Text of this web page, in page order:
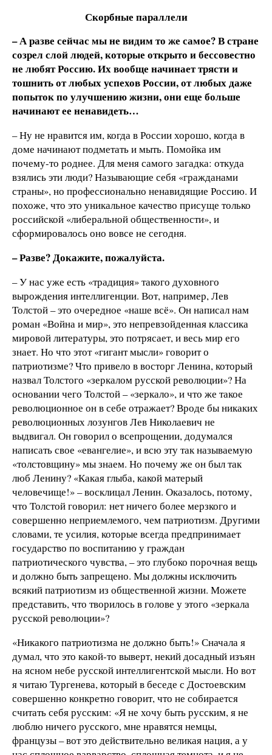
Скорбные параллели
– А разве сейчас мы не видим то же самое? В стране
созрел слой людей, которые открыто и бессовестно
не любят Россию. Их вообще начинает трясти и
тошнить от любых успехов России, от любых даже
попыток по улучшению жизни, они еще больше
начинают ее ненавидеть…
– Ну не нравится им, когда в России хорошо, когда в
доме начинают подметать и мыть. Помойка им
почему-то роднее. Для меня самого загадка: откуда
взялись эти люди? Называющие себя «гражданами
страны», но профессионально ненавидящие Россию. И
похоже, что это уникальное качество присуще только
российской «либеральной общественности», и
сформировалось оно вовсе не сегодня.
– Разве? Докажите, пожалуйста.
– У нас уже есть «традиция» такого духовного
вырождения интеллигенции. Вот, например, Лев
Толстой – это очередное «наше всё». Он написал нам
роман «Война и мир», это непревзойденная классика
мировой литературы, это потрясает, и весь мир его
знает. Но что этот «гигант мысли» говорит о
патриотизме? Что привело в восторг Ленина, который
назвал Толстого «зеркалом русской революции»? На
основании чего Толстой – «зеркало», и что же такое
революционное он в себе отражает? Вроде бы никаких
революционных лозунгов Лев Николаевич не
выдвигал. Он говорил о всепрощении, додумался
написать свое «евангелие», и всю эту так называемую
«толстовщину» мы знаем. Но почему же он был так
люб Ленину? «Какая глыба, какой матерый
человечище!» – восклицал Ленин. Оказалось, потому,
что Толстой говорил: нет ничего более мерзкого и
совершенно неприемлемого, чем патриотизм. Другими
словами, те усилия, которые всегда предпринимает
государство по воспитанию у граждан
патриотического чувства, – это глубоко порочная вещь
и должно быть запрещено. Мы должны исключить
всякий патриотизм из общественной жизни. Можете
представить, что творилось в голове у этого «зеркала
русской революции»?
«Никакого патриотизма не должно быть!» Сначала я
думал, что это какой-то выверт, некий досадный изъян
на ясном небе русской интеллигентской мысли. Но вот
я читаю Тургенева, который в беседе с Достоевским
совершенно конкретно говорит, что не собирается
считать себя русским: «Я не хочу быть русским, я не
люблю ничего русского, мне нравятся немцы,
французы – вот это действительно великая нация, а у